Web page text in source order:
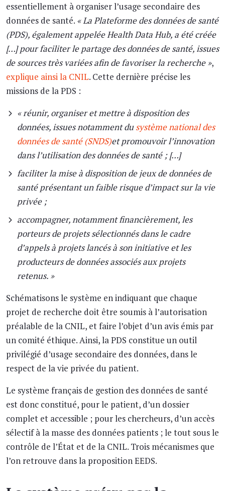
essentiellement à organiser l’usage secondaire des
données de santé. « La Plateforme des données de santé
(PDS), également appelée Health Data Hub, a été créée
[…] pour faciliter le partage des données de santé, issues
de sources très variées afin de favoriser la recherche »,
explique ainsi la CNIL. Cette dernière précise les
missions de la PDS :
« réunir, organiser et mettre à disposition des
données, issues notamment dusystème national des
données de santé (SNDS)et promouvoir l’innovation
dans l’utilisation des données de santé ; […]
faciliter la mise à disposition de jeux de données de
santé présentant un faible risque d’impact sur la vie
privée ;
accompagner, notamment financièrement, les
porteurs de projets sélectionnés dans le cadre
d’appels à projets lancés à son initiative et les
producteurs de données associés aux projets
retenus. »
Schématisons le système en indiquant que chaque
projet de recherche doit être soumis à l’autorisation
préalable de la CNIL, et faire l’objet d’un avis émis par
un comité éthique. Ainsi, la PDS constitue un outil
privilégié d’usage secondaire des données, dans le
respect de la vie privée du patient.
Le système français de gestion des données de santé
est donc constitué, pour le patient, d’un dossier
complet et accessible ; pour les chercheurs, d’un accès
sélectif à la masse des données patients ; le tout sous le
contrôle de l’État et de la CNIL. Trois mécanismes que
l’on retrouve dans la proposition EEDS.